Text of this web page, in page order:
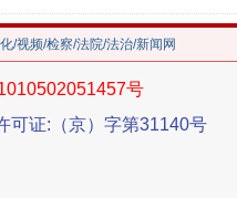
重拳出击！专
/视频/检察/法院/法治/新闻网
号
可证:（京）字第31140号